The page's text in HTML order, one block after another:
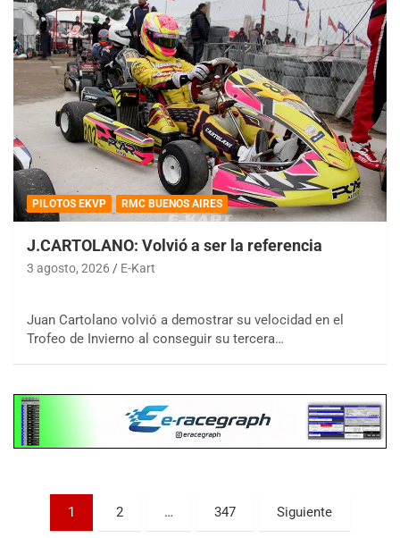
PILOTOS EKVP RMC BUENOS AIRES
J.CARTOLANO: Volvió a ser la referencia
3 agosto, 2026 E-Kart
Juan Cartolano volvió a demostrar su velocidad en el
Trofeo de Invierno al conseguir su tercera…
Paginación
1 2 … 347 Siguiente
08/09-AGO
Ramiro Tot (Asfalto)
KDO - F6
Ciudad de Trenque Lauquen (Asfalto)
Trenque Lauquen (Buenos Aires)
Villaguay (Entre Ríos)